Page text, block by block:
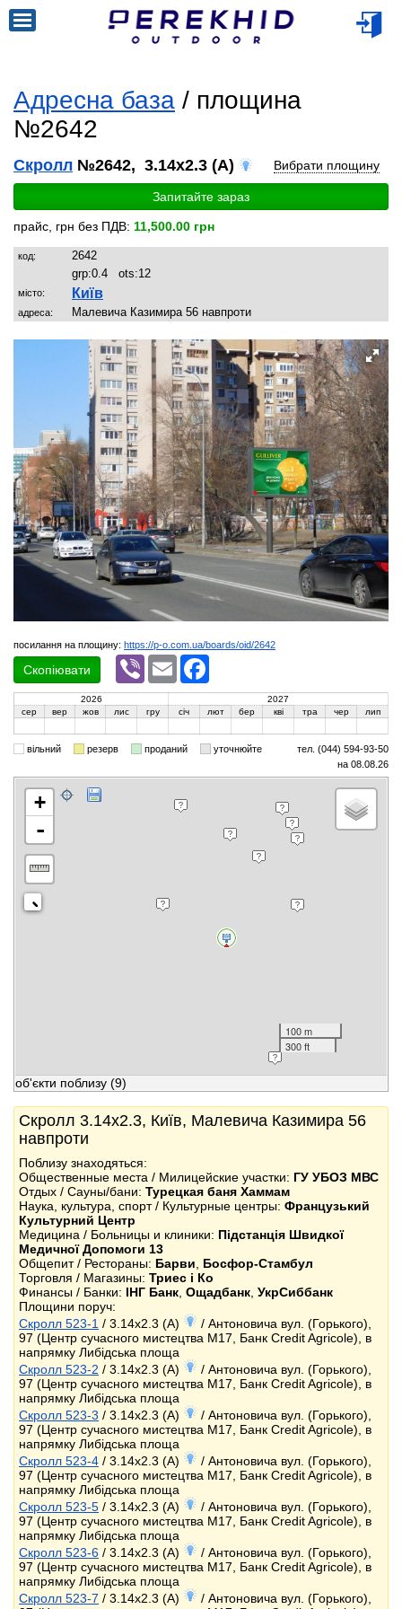
Адресна база / площина
№2642
Скролл №2642, 3.14x2.3 (A) Вибрати площину
Запитайте зараз
прайс, грн без ПДВ: 11,500.00 грн
код:
2642
grp:0.4 ots:12
місто: Київ
адреса: Малевича Казимира 56 навпроти
посилання на площину: https://p-o.com.ua/boards/oid/2642
Скопіювати
Viber Email
2026
2027
сер
вер жов лис гру січ лют бер кві тра чер лип
вільний резерв проданий уточнюйте
тел. (044) 594-93-50
на 08.08.26
+
-
100 m
300 ft
об'єкти поблизу (9)
Скролл 3.14x2.3, Київ, Малевича Казимира 56
навпроти
Поблизу знаходяться:
Общественные места / Милицейские участки: ГУ УБОЗ МВС
Отдых / Сауны/бани: Турецкая баня Хаммам
Наука, культура, спорт / Культурные центры: Французький
Культурний Центр
Медицина / Больницы и клиники: Підстанція Швидкої
Медичної Допомоги 13
Общепит / Рестораны: Барви
Босфор-Стамбул
Торговля / Магазины: Триес і Ко
Финансы / Банки: ІНГ Банк Ощадбанк УкрСиббанк
Площини поруч:
Скролл 523-1 / 3.14x2.3 (A)
/ Антоновича вул. (Горького),
97 (Центр сучасного мистецтва М17, Банк Credit Agricole), в
напрямку Либідська площа
Скролл 523-2 / 3.14x2.3 (A)
/ Антоновича вул. (Горького),
97 (Центр сучасного мистецтва М17, Банк Credit Agricole), в
напрямку Либідська площа
Скролл 523-3 / 3.14x2.3 (A)
/ Антоновича вул. (Горького),
97 (Центр сучасного мистецтва М17, Банк Credit Agricole), в
напрямку Либідська площа
Скролл 523-4 / 3.14x2.3 (A)
/ Антоновича вул. (Горького),
97 (Центр сучасного мистецтва М17, Банк Credit Agricole), в
напрямку Либідська площа
Скролл 523-5 / 3.14x2.3 (A)
/ Антоновича вул. (Горького),
97 (Центр сучасного мистецтва М17, Банк Credit Agricole), в
напрямку Либідська площа
Скролл 523-6 / 3.14x2.3 (A)
/ Антоновича вул. (Горького),
97 (Центр сучасного мистецтва М17, Банк Credit Agricole), в
напрямку Либідська площа
Скролл 523-7 / 3.14x2.3 (A)
/ Антоновича вул. (Горького),